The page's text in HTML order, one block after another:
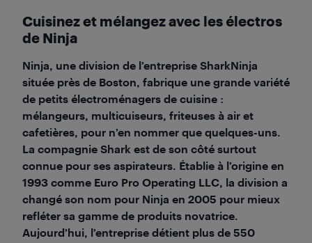
Cuisinez et mélangez avec les électros
de Ninja
Ninja, une division de l’entreprise SharkNinja
située près de Boston, fabrique une grande variété
de petits électroménagers de cuisine :
mélangeurs, multicuiseurs, friteuses à air et
cafetières, pour n’en nommer que quelques-uns.
La compagnie Shark est de son côté surtout
connue pour ses aspirateurs. Établie à l’origine en
1993 comme Euro Pro Operating LLC, la division a
changé son nom pour Ninja en 2005 pour mieux
refléter sa gamme de produits novatrice.
Aujourd’hui, l’entreprise détient plus de 550